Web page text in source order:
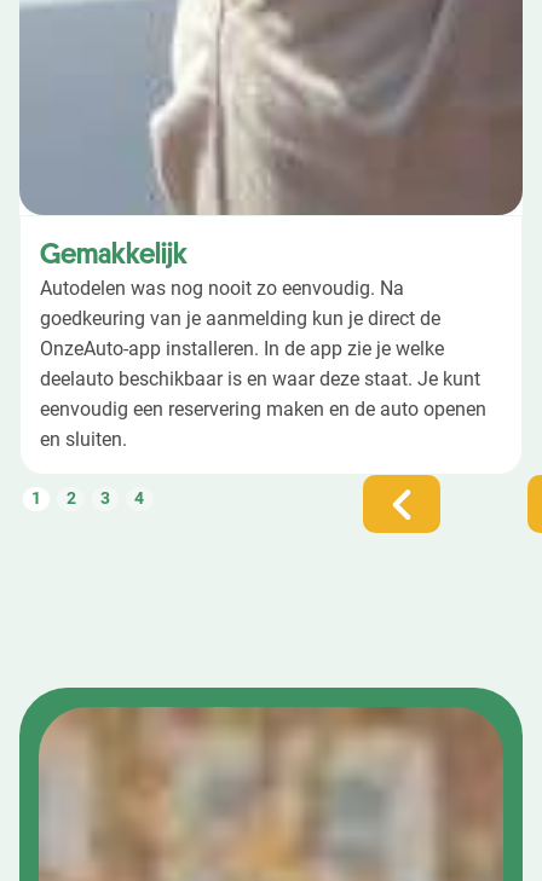
Gemakkelijk
Autodelen was nog nooit zo eenvoudig. Na
goedkeuring van je aanmelding kun je direct de
OnzeAuto-app installeren. In de app zie je welke
deelauto beschikbaar is en waar deze staat. Je kunt
eenvoudig een reservering maken en de auto openen
en sluiten.
1 2 3 4